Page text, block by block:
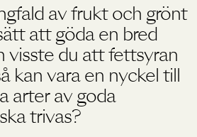
av frukt och grönt
att göda en bred
visste du att fettsyran
kan vara en nyckel till
arter av goda
trivas?